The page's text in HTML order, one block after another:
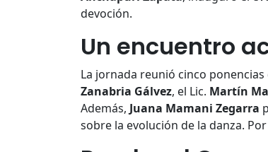
devoción.
Un encuentro
La jornada reunió cinco
Zanabria Gálvez, el Lic. Martín
Además, Juana Mamani Zegarra
sobre la evolución de la danza.